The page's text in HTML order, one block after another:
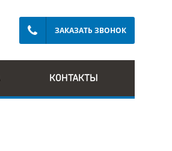
ЗАКАЗАТЬ ЗВОНОК
КОНТАКТЫ